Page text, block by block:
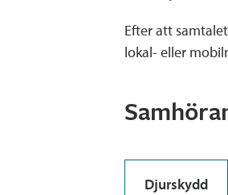
Efter att
lokal- eller
Djurskydd